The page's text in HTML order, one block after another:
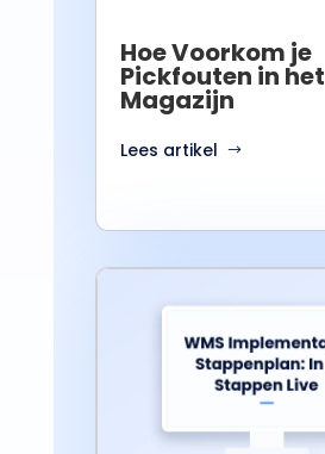
Hoe Voorkom je
Pickfouten in het
Magazijn
Lees artikel